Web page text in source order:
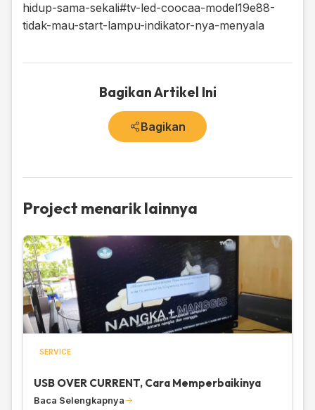
hidup-sama-sekali#tv-led-coocaa-model19e88-
tidak-mau-start-lampu-indikator-nya-menyala
Bagikan Artikel Ini
Bagikan
Project menarik lainnya
SERVICE
USB OVER CURRENT, Cara Memperbaikinya
Baca Selengkapnya